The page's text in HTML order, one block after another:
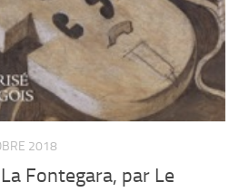
2018
Fontegara, par Le